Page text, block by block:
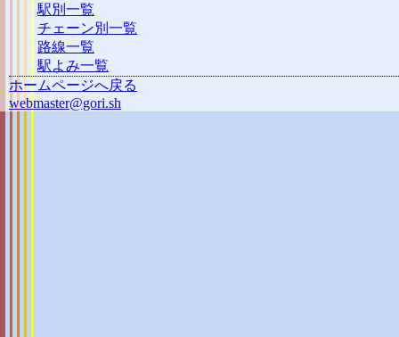
駅別一覧
チェーン別一覧
路線一覧
駅よみ一覧
ホームページへ戻る
webmaster@gori.sh